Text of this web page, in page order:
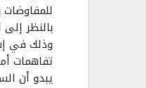
بالنظر
وذلك في
تفاهمات
يبدو أن